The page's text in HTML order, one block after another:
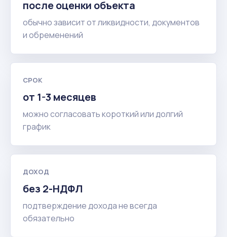
после оценки объекта
обычно зависит от ликвидности, документов
и обременений
СРОК
от 1-3 месяцев
можно согласовать короткий или долгий
график
ДОХОД
без 2-НДФЛ
подтверждение дохода не всегда
обязательно